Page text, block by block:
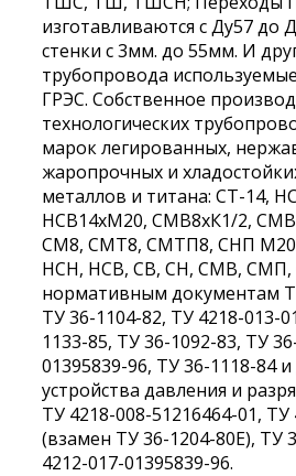
изготавливаются с Ду57 до
стенки с 3мм. до 55мм. И
трубопровода
ГРЭС. Собственное
технологических
марок легированных,
жаропрочных и
металлов и титана: СТ-14,
НСВ14хМ20, СМВ8хК1/2,
СМ8, СМТ8, СМТП8, СНП
НСН, НСВ, СВ, СН, СМВ, СМП,
нормативным документам
ТУ 36-1104-82, ТУ 4218-013-
1133-85, ТУ 36-1092-83, ТУ
01395839-96, ТУ 36-1118-84
устройства давления и
ТУ 4218-008-51216464-01,
(взамен ТУ 36-1204-80Е), ТУ
4212-017-01395839-96.